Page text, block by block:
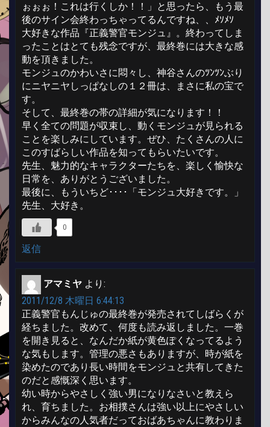
ぉぉぉ！これは行くしか！！」と思ったら、もう最
後のサイン会終わっちゃってるんですね、、ﾒｿﾒｿ
大好きな作品『正義警官モンジュ』。終わってしま
ったことはとても残念ですが、最終巻には大きな感
動を頂きました。
モンジュのかわいさに悶々し、神谷さんのﾂﾝﾂﾝぶり
にニヤニヤしっぱなしの１２冊は、まさに私の宝で
す。
そして、最終巻の帯の詳細が気になります！！
早く全ての問題が収束し、動くモンジュが見られる
ことを楽しみにしています。ぜひ、たくさんの人に
このすばらしい作品を知ってもらいたいです。
先生、魅力的なキャラクターたちを、楽しく愉快な
日常を、ありがとうございました。
最後に、もういちど････「モンジュ大好きです。」
先生、大好き。
0
返信
アマミヤ より:
2011/12/8 木曜日 6:44:13
正義警官もんじゅの最終巻が発売されてしばらくが
経ちました。改めて、何度も読み返しました。一巻
を開き見ると、なんだか紙が黄色ぽくなってるよう
な気もします。管理の悪さもありますが、時が紙を
染めたのであり長い時間をモンジュと共有してきた
のだと感慨深く思います。
幼い時からやさしく強い男になりなさいと教えら
れ、育ちました。お相撲さんは強い以上にやさしい
からみんなの人気者だっておばあちゃんに教わりま